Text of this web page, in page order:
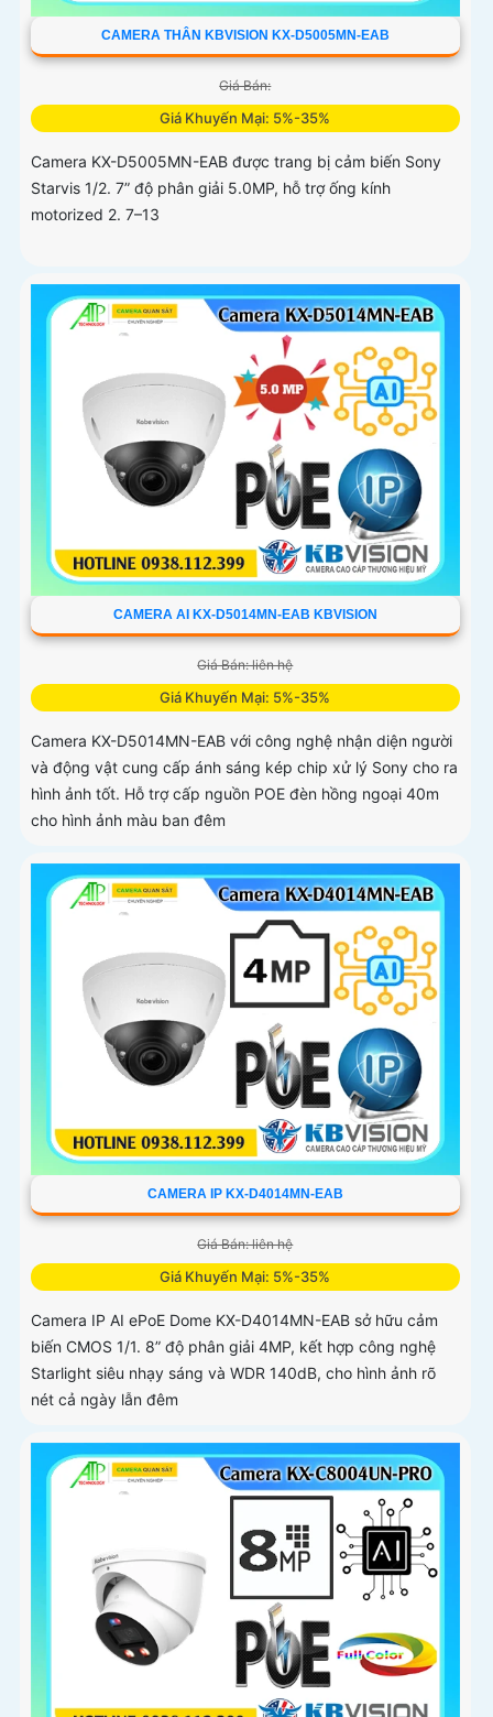
CAMERA THÂN KBVISION KX-D5005MN-EAB
Giá Bán:
Giá Khuyến Mại: 5%-35%
Camera KX-D5005MN-EAB được trang bị cảm biến Sony
Starvis 1/2. 7” độ phân giải 5.0MP, hỗ trợ ống kính
motorized 2. 7–13
CAMERA AI KX-D5014MN-EAB KBVISION
Giá Bán: liên hệ
Giá Khuyến Mại: 5%-35%
Camera KX-D5014MN-EAB với công nghệ nhận diện người
và động vật cung cấp ánh sáng kép chip xử lý Sony cho ra
hình ảnh tốt. Hỗ trợ cấp nguồn POE đèn hồng ngoại 40m
cho hình ảnh màu ban đêm
CAMERA IP KX-D4014MN-EAB
Giá Bán: liên hệ
Giá Khuyến Mại: 5%-35%
Camera IP AI ePoE Dome KX-D4014MN-EAB sở hữu cảm
biến CMOS 1/1. 8” độ phân giải 4MP, kết hợp công nghệ
Starlight siêu nhạy sáng và WDR 140dB, cho hình ảnh rõ
nét cả ngày lẫn đêm